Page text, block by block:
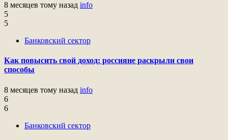
8 месяцев тому назад info
5
5
Банковский сектор
Как повысить свой доход: россияне раскрыли свои
способы
8 месяцев тому назад info
6
6
Банковский сектор